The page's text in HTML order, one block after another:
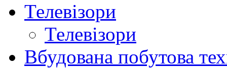
Телевізори
Телевізори
Вбудована побутова